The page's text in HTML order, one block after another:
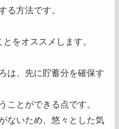
る方法です。
をオススメします。
は、先に貯蓄分を確保す
ことができる点です。
ないため、悠々とした気